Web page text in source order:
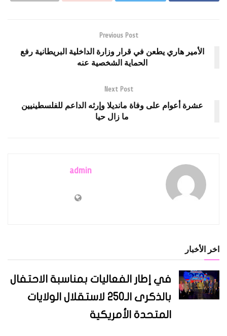
Previous Post
الأمير هاري يطعن في قرار وزارة الداخلية البريطانية رفع
الحماية الشخصية عنه
Next Post
عشرة أعوام على وفاة مانديلا وإرثه الداعم للفلسطينيين
ما زال حيا
admin
اخر الأخبار
في إطار الفعاليات بمناسبة الاحتفال
بالذكرى الـ250 لاستقلال الولايات
المتحدة الأمريكية